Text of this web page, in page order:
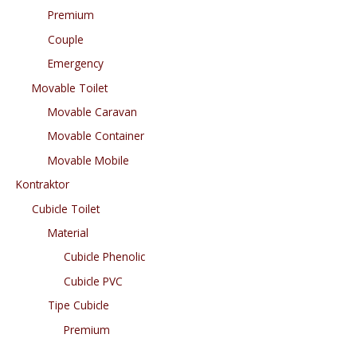
Premium
Couple
Emergency
Movable Toilet
Movable Caravan
Movable Container
Movable Mobile
Kontraktor
Cubicle Toilet
Material
Cubicle Phenolic
Cubicle PVC
Tipe Cubicle
Premium